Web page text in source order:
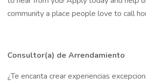
community a place people love to call
Consultor(a) de Arrendamiento
¿Te encanta crear experiencias